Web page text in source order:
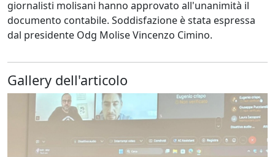
giornalisti molisani hanno approvato all'unanimità il
documento contabile. Soddisfazione è stata espressa
dal presidente Odg Molise Vincenzo Cimino.
Gallery dell'articolo